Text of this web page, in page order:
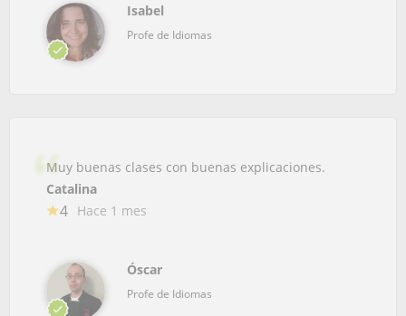
Isabel
Profe de Idiomas
Muy buenas clases con buenas explicaciones.
Catalina
4 Hace 1 mes
Óscar
Profe de Idiomas